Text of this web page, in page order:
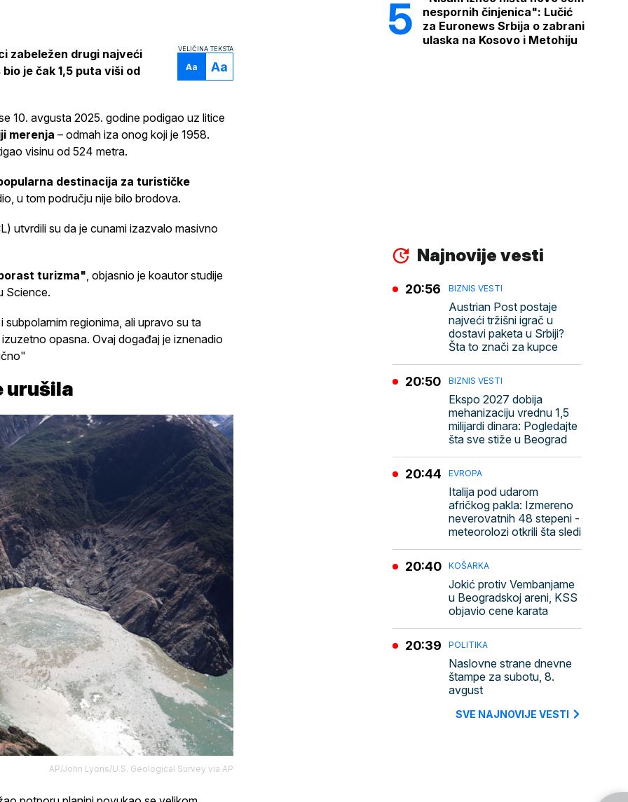
VELIČINA TEKSTA
Aa Aa
zabeležen drugi najveći
je čak 1,5 puta viši od
10. avgusta 2025. godine podigao uz litice
merenja – odmah iza onog koji je 1958.
visinu od 524 metra.
destinacija za turističke
u tom području nije bilo brodova.
utvrdili su da je cunami izazvalo masivno
turizma", objasnio je koautor studije
Science.
regionima, ali upravo su ta
opasna. Ovaj događaj je iznenadio
urušila
AP/John Lyons/U.S. Geological Survey via AP
nespornih činjenica": Lučić
za Euronews Srbija o zabrani
ulaska na Kosovo i Metohiju
Najnovije vesti
BIZNIS VESTI
Austrian Post postaje
najveći tržišni igrač u
dostavi paketa u Srbiji?
Šta to znači za kupce
20:56
BIZNIS VESTI
Ekspo 2027 dobija
mehanizaciju vrednu 1,5
milijardi dinara: Pogledajte
šta sve stiže u Beograd
20:50
EVROPA
Italija pod udarom
afričkog pakla: Izmereno
neverovatnih 48 stepeni -
meteorolozi otkrili šta sledi
20:44
KOŠARKA
Jokić protiv Vembanjame
u Beogradskoj areni, KSS
objavio cene karata
20:40
POLITIKA
Naslovne strane dnevne
štampe za subotu, 8.
avgust
20:39
SVE NAJNOVIJE VESTI